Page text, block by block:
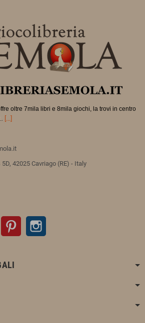
oltre 7mila libri e 8mila giochi, la trovi in centro
. [...]
42025 Cavriago (RE) - Italy
YouTube Pinterest